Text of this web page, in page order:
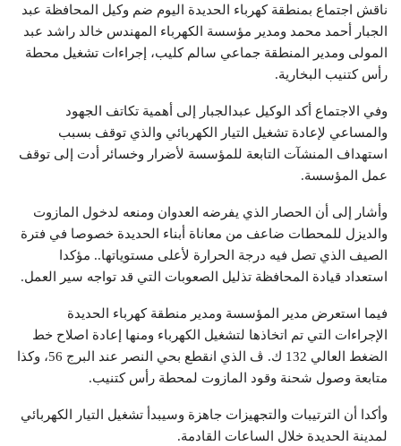
ناقش اجتماع بمنطقة كهرباء الحديدة اليوم ضم وكيل المحافظة عبد
الجبار أحمد محمد ومدير مؤسسة الكهرباء المهندس خالد راشد عبد
المولى ومدير المنطقة جماعي سالم كليب، إجراءات تشغيل محطة
رأس كتنيب البخارية.
وفي الاجتماع أكد الوكيل عبدالجبار إلى أهمية تكاتف الجهود
والمساعي لإعادة تشغيل التيار الكهربائي والذي توقف بسبب
استهداف المنشآت التابعة للمؤسسة لأضرار وخسائر أدت إلى توقف
عمل المؤسسة.
وأشار إلى أن الحصار الذي يفرضه العدوان ومنعه لدخول المازوت
والديزل للمحطات ضاعف من معاناة أبناء الحديدة خصوصا في فترة
الصيف الذي تصل فيه درجة الحرارة لأعلى مستوياتها.. مؤكدا
استعداد قيادة المحافظة تذليل الصعوبات التي قد تواجه سير العمل.
فيما استعرض مدير المؤسسة ومدير منطقة كهرباء الحديدة
الإجراءات التي تم اتخاذها لتشغيل الكهرباء ومنها إعادة اصلاح خط
الضغط العالي 132 ك. ڤ الذي انقطع بحي النصر عند البرج 56، وكذا
متابعة وصول شحنة وقود المازوت لمحطة رأس كتنيب.
وأكدا أن الترتيبات والتجهيزات جاهزة وسيبدأ تشغيل التيار الكهربائي
لمدينة الحديدة خلال الساعات القادمة.